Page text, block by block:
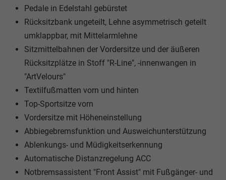
Pedale in Edelstahl gebürstet
Rücksitzbank ungeteilt, Lehne asymmetrisch geteilt
umklappbar, mit Mittelarmlehne
Sitzmittelbahnen der Vordersitze und der äußeren
Rücksitzplätze in Stoff "R-Line", -innenwangen in
"ArtVelours"
Textilfußmatten vorn und hinten
Top-Sportsitze vorn
Vordersitze mit Höheneinstellung
Abbiegebremsfunktion und Ausweichunterstützung
Ablenkungs- und Müdigkeitserkennung
Automatische Distanzregelung ACC
Notbremsassistent "Front Assist" mit Fußgänger- und